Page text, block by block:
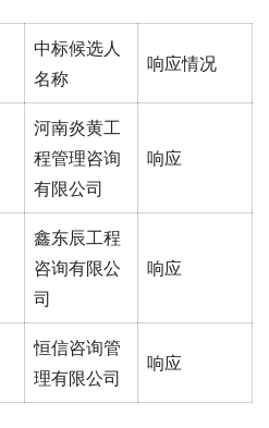
中标候选人
名称
响应情况
河南炎黄工
程管理咨询
有限公司
响应
鑫东辰工程
咨询有限公
司
响应
恒信咨询管
理有限公司
响应